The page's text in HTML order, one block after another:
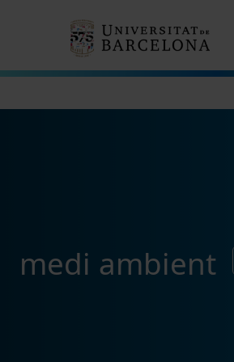
medi ambient